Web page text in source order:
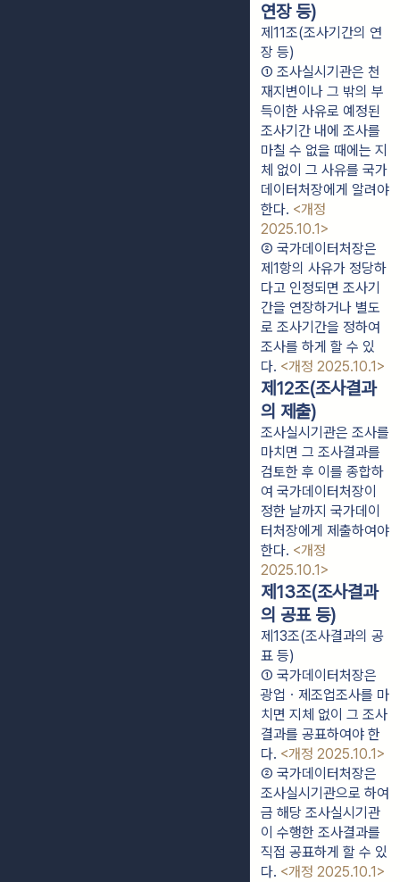
연장 등)
제11조(조사기간의 연
장 등)
① 조사실시기관은 천
재지변이나 그 밖의 부
득이한 사유로 예정된
조사기간 내에 조사를
마칠 수 없을 때에는 지
체 없이 그 사유를 국가
데이터처장에게 알려야
한다. <개정
2025.10.1>
② 국가데이터처장은
제1항의 사유가 정당하
다고 인정되면 조사기
간을 연장하거나 별도
로 조사기간을 정하여
조사를 하게 할 수 있
다. <개정 2025.10.1>
제12조(조사결과
의 제출)
조사실시기관은 조사를
마치면 그 조사결과를
검토한 후 이를 종합하
여 국가데이터처장이
정한 날까지 국가데이
터처장에게 제출하여야
한다. <개정
2025.10.1>
제13조(조사결과
의 공표 등)
제13조(조사결과의 공
표 등)
① 국가데이터처장은
광업ㆍ제조업조사를 마
치면 지체 없이 그 조사
결과를 공표하여야 한
다. <개정 2025.10.1>
② 국가데이터처장은
조사실시기관으로 하여
금 해당 조사실시기관
이 수행한 조사결과를
직접 공표하게 할 수 있
다. <개정 2025.10.1>